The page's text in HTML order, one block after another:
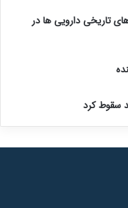
دارو تیر ۱۴۰۵ | رکوردهای تاریخی دارویی ها در